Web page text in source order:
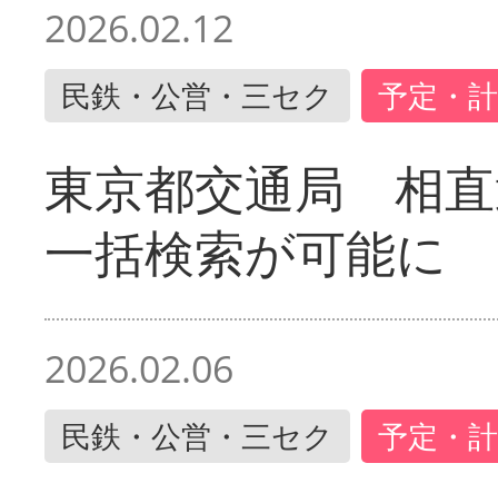
2026.02.12
民鉄・公営・三セク 予定・
東京都交通局 相
一括検索が可能に
2026.02.06
民鉄・公営・三セク 予定・